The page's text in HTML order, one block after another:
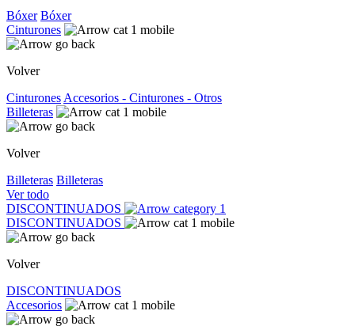
Bóxer Bóxer
Cinturones
Volver
Cinturones Accesorios - Cinturones - Otros
Billeteras
Volver
Billeteras Billeteras
Ver todo
DISCONTINUADOS
DISCONTINUADOS
Volver
DISCONTINUADOS
Accesorios